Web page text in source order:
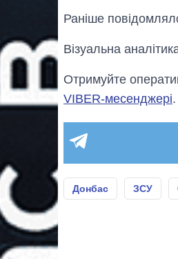
Раніше
Візуальна
Отримуйте
VIBER-месенджері.
Донбас ЗСУ